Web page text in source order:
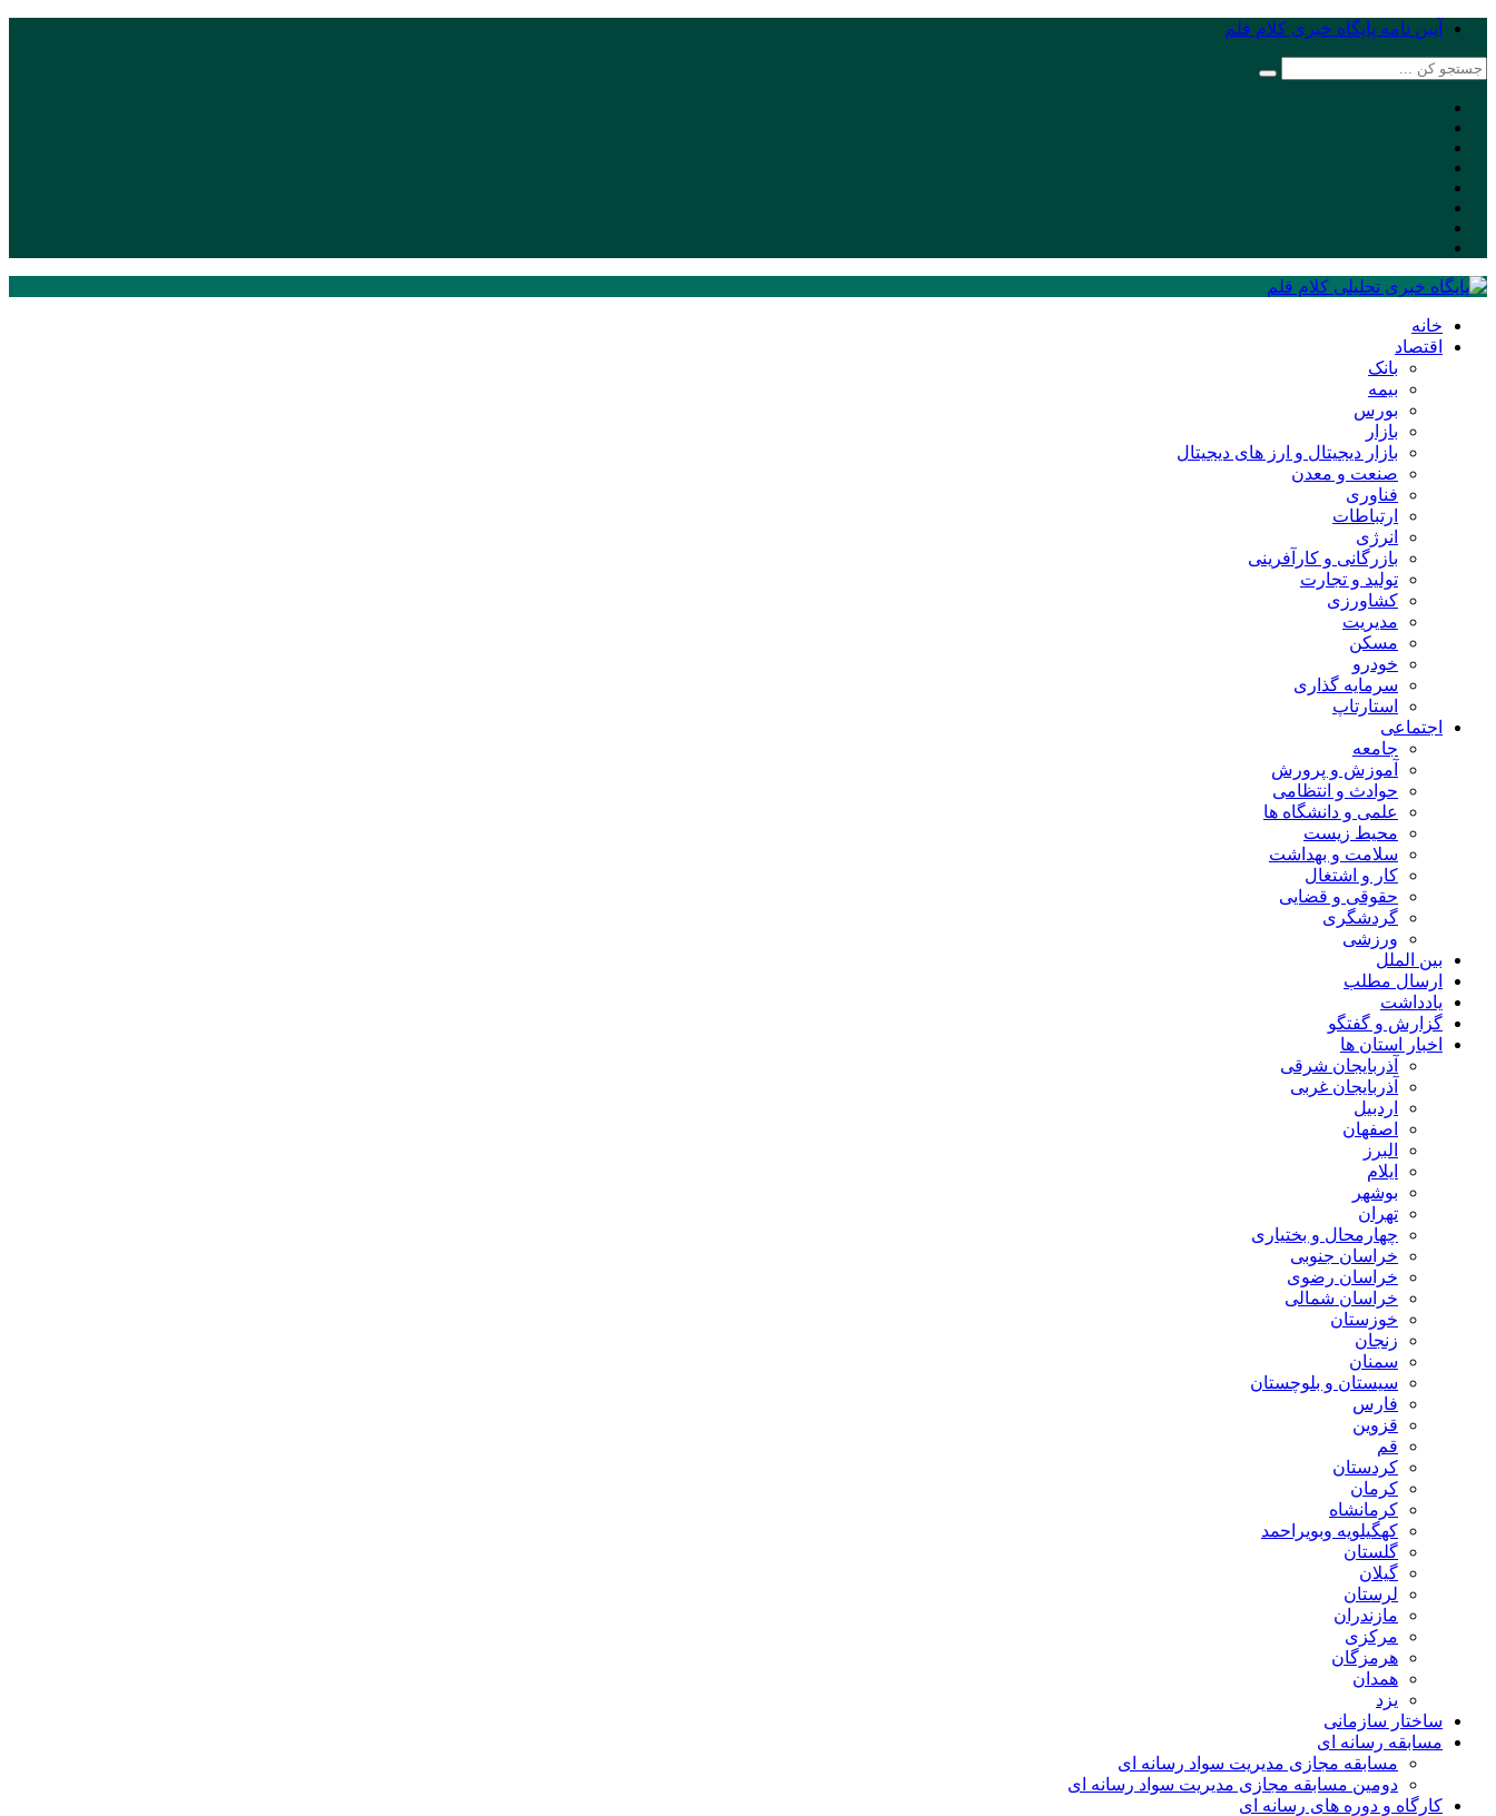
آیین نامه پایگاه خبری کلام قلم
خانه
اقتصاد
بانک
بیمه
بورس
بازار
بازار دیجیتال و ارز های دیجیتال
صنعت و معدن
فناوری
ارتباطات
انرژی
بازرگانی و کارآفرینی
تولید و تجارت
کشاورزی
مدیریت
مسکن
خودرو
سرمایه گذاری
استارتاپ
اجتماعی
جامعه
آموزش و پرورش
حوادث و انتظامی
علمی و دانشگاه ها
محیط زیست
سلامت و بهداشت
کار و اشتغال
حقوقی و قضایی
گردشگری
ورزشی
بین الملل
ارسال مطلب
یادداشت
گزارش و گفتگو
اخبار استان ها
آذربایجان شرقی
آذربایجان غربی
اردبیل
اصفهان
البرز
ایلام
بوشهر
تهران
چهارمحال و بختیاری
خراسان جنوبی
خراسان رضوی
خراسان شمالی
خوزستان
زنجان
سمنان
سیستان و بلوچستان
فارس
قزوین
قم
کردستان
کرمان
کرمانشاه
کهگیلویه وبویراحمد
گلستان
گیلان
لرستان
مازندران
مرکزی
هرمزگان
همدان
یزد
ساختار سازمانی
مسابقه رسانه ای
مسابقه مجازی مدیریت سواد رسانه ای
دومین مسابقه مجازی مدیریت سواد رسانه ای
کارگاه و دوره های رسانه ای